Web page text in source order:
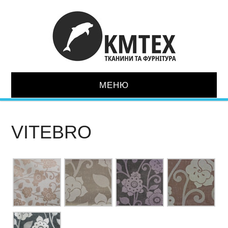
МЕНЮ
ТКАНИНИ
ШКІРОЗАМІННИК
СУПУТНІ ТОВАРИ
МЕХАНІЗМИ
VITEBRO